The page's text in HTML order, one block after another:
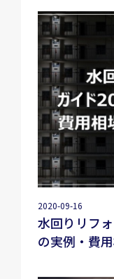
2020-09-16
水回りリフ
の実例・費